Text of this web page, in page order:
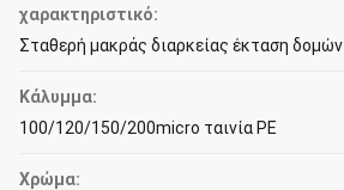
χαρακτηριστικό:
Σταθερή μακράς διαρκείας έκταση δομών
Κάλυμμα:
100/120/150/200micro ταινία PE
Χρώμα: